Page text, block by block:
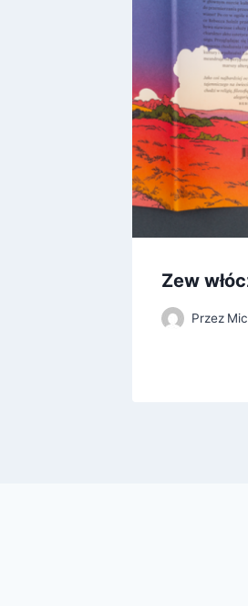
Zew
Przez